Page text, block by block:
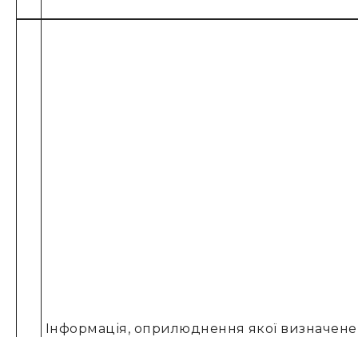
Інформація, оприлюднення якої визначене